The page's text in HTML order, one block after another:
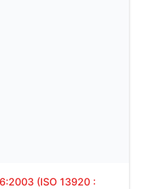
(ISO 13920 :